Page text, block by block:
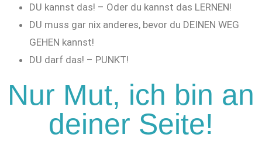
DU kannst das! – Oder du kannst das LERNEN!
DU muss gar nix anderes, bevor du DEINEN WEG
GEHEN kannst!
DU darf das! – PUNKT!
Nur Mut, ich bin an
deiner Seite!